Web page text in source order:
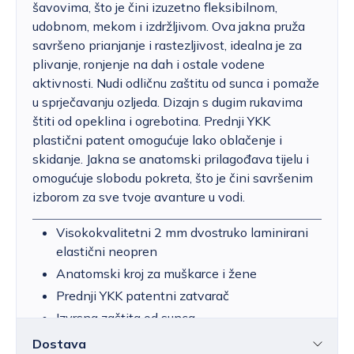
šavovima, što je čini izuzetno fleksibilnom,
udobnom, mekom i izdržljivom. Ova jakna pruža
savršeno prianjanje i rastezljivost, idealna je za
plivanje, ronjenje na dah i ostale vodene
aktivnosti. Nudi odličnu zaštitu od sunca i pomaže
u sprječavanju ozljeda. Dizajn s dugim rukavima
štiti od opeklina i ogrebotina. Prednji YKK
plastični patent omogućuje lako oblačenje i
skidanje. Jakna se anatomski prilagođava tijelu i
omogućuje slobodu pokreta, što je čini savršenim
izborom za sve tvoje avanture u vodi.
Visokokvalitetni 2 mm dvostruko laminirani
elastični neopren
Anatomski kroj za muškarce i žene
Prednji YKK patentni zatvarač
Izvrsna zaštita od sunca
Dostava